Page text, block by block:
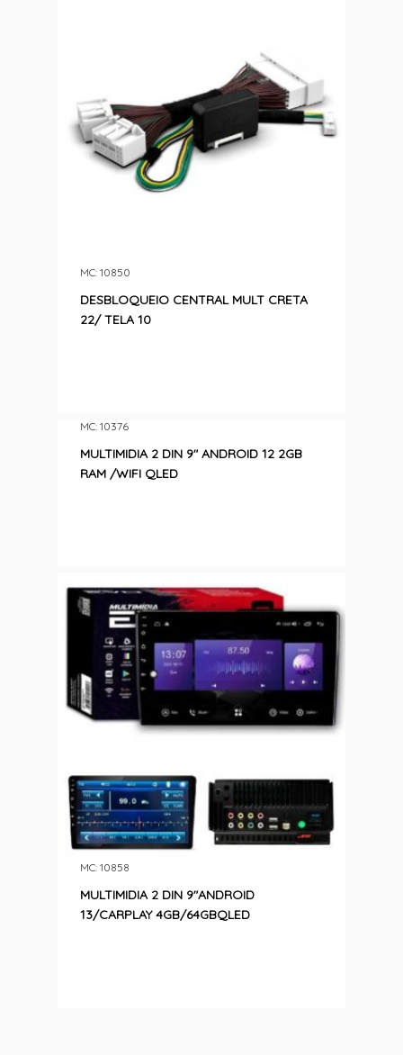
DESBLOQUEIO CENTRAL MULT CRETA
22/ TELA 10
MC: 10850
MULTIMIDIA 2 DIN 9″ ANDROID 12 2GB
RAM /WIFI QLED
MC: 10376
MULTIMIDIA 2 DIN 9″ANDROID
13/CARPLAY 4GB/64GBQLED
MC: 10858